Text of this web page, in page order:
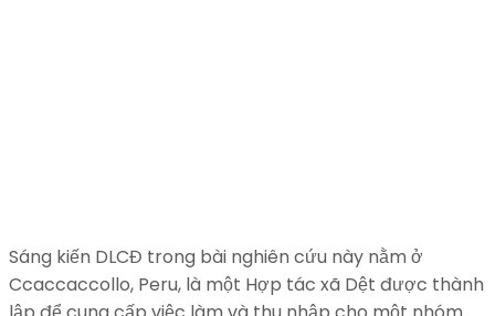
Sáng kiến DLCĐ trong bài nghiên cứu này nằm ở
Ccaccaccollo, Peru, là một Hợp tác xã Dệt được thành